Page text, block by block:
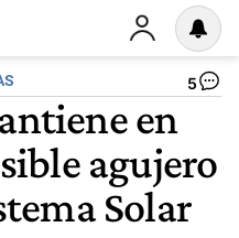
5
en
agujero
Solar